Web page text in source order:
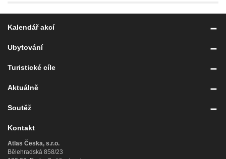
Kalendář akcí
Ubytování
Turistické cíle
Aktuálně
Soutěž
Kontakt
Atlas Česka, s.r.o.
Bělehradská 858/23